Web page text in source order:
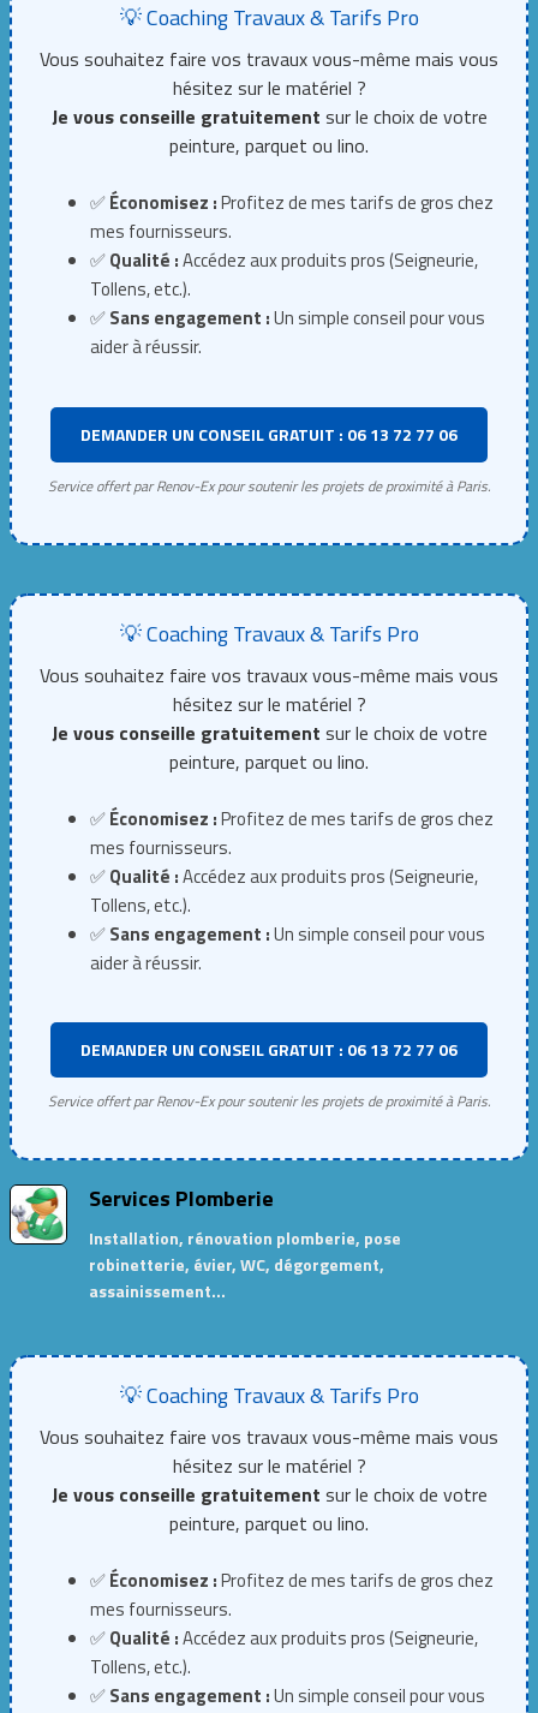
💡 Coaching Travaux & Tarifs Pro
Vous souhaitez faire vos travaux vous-même mais vous
hésitez sur le matériel ?
Je vous conseille gratuitement sur le choix de votre
peinture, parquet ou lino.
✅Économisez :Profitez de mes tarifs de gros chez
mes fournisseurs.
✅Qualité :Accédez aux produits pros (Seigneurie,
Tollens, etc.).
✅Sans engagement :Un simple conseil pour vous
aider à réussir.
DEMANDER UN CONSEIL GRATUIT : 06 13 72 77 06
Service offert par Renov-Ex pour soutenir les projets de proximité à Paris.
💡 Coaching Travaux & Tarifs Pro
Vous souhaitez faire vos travaux vous-même mais vous
hésitez sur le matériel ?
Je vous conseille gratuitement sur le choix de votre
peinture, parquet ou lino.
✅Économisez :Profitez de mes tarifs de gros chez
mes fournisseurs.
✅Qualité :Accédez aux produits pros (Seigneurie,
Tollens, etc.).
✅Sans engagement :Un simple conseil pour vous
aider à réussir.
DEMANDER UN CONSEIL GRATUIT : 06 13 72 77 06
Service offert par Renov-Ex pour soutenir les projets de proximité à Paris.
Services Plomberie
Installation, rénovation plomberie, pose
robinetterie, évier, WC, dégorgement,
assainissement…
💡 Coaching Travaux & Tarifs Pro
Vous souhaitez faire vos travaux vous-même mais vous
hésitez sur le matériel ?
Je vous conseille gratuitement sur le choix de votre
peinture, parquet ou lino.
✅Économisez :Profitez de mes tarifs de gros chez
mes fournisseurs.
✅Qualité :Accédez aux produits pros (Seigneurie,
Tollens, etc.).
✅Sans engagement :Un simple conseil pour vous